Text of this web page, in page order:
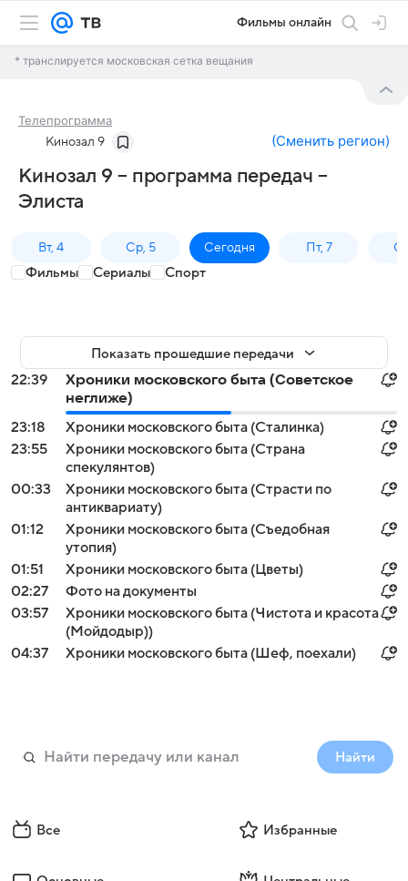
Фильмы онлайн
* транслируется московская сетка вещания
Телепрограмма
Кинозал 9 (Сменить регион)
Кинозал 9 – программа передач –
Элиста
Вт, 4 Ср, 5 Сегодня Пт, 7
Фильмы Сериалы Спорт
Показать прошедшие передачи
22:39
Хроники московского быта (Советское
неглиже)
23:18
Хроники московского быта (Сталинка)
23:55
Хроники московского быта (Страна
спекулянтов)
00:33
Хроники московского быта (Страсти по
антиквариату)
01:12
Хроники московского быта (Съедобная
утопия)
01:51
Хроники московского быта (Цветы)
02:27
Фото на документы
03:57
Хроники московского быта (Чистота и красота
(Мойдодыр))
04:37
Хроники московского быта (Шеф, поехали)
Найти
Все Избранные